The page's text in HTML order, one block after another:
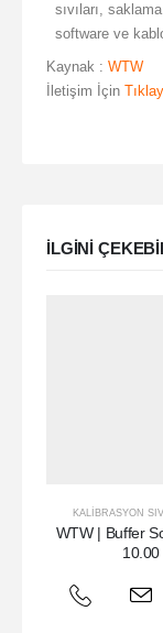
sıvıları,
software ve
Kaynak : WTW
İletişim İçin
ILGINI
KALIBRASYON
WTW | Buffer
10.00